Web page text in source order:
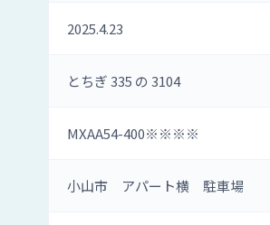
2025.4.23
とちぎ 335 の 3104
MXAA54-400※※※※
小山市 アパート横 駐車場